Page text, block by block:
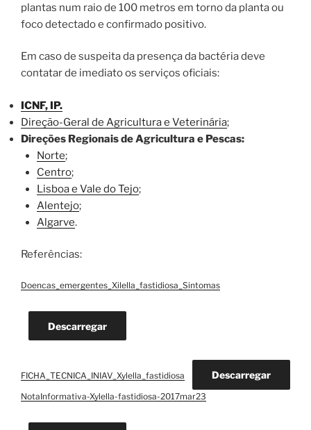
plantas num raio de 100 metros em torno da planta ou
foco detectado e confirmado positivo.
Em caso de suspeita da presença da bactéria deve
contatar de imediato os serviços oficiais:
ICNF, IP.
Direção-Geral de Agricultura e Veterinária;
Direções Regionais de Agricultura e Pescas:
Norte;
Centro;
Lisboa e Vale do Tejo;
Alentejo;
Algarve.
Referências:
Doencas_emergentes_Xilella_fastidiosa_Sintomas
Descarregar
FICHA_TECNICA_INIAV_Xylella_fastidiosa Descarregar
NotaInformativa-Xylella-fastidiosa-2017mar23